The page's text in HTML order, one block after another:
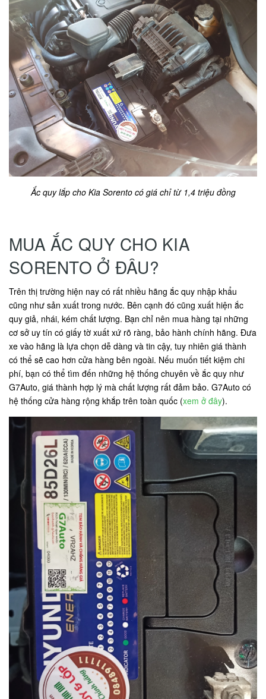
Ắc quy lắp cho Kia Sorento có giá chỉ từ 1,4 triệu đồng
MUA ẮC QUY CHO KIA
SORENTO Ở ĐÂU?
Trên thị trường hiện nay có rất nhiều hãng ắc quy nhập khẩu
cũng như sản xuất trong nước. Bên cạnh đó cũng xuất hiện ắc
quy giả, nhái, kém chất lượng. Bạn chỉ nên mua hàng tại những
cơ sở uy tín có giấy tờ xuất xứ rõ ràng, bảo hành chính hãng. Đưa
xe vào hãng là lựa chọn dễ dàng và tin cậy, tuy nhiên giá thành
có thể sẽ cao hơn cửa hàng bên ngoài. Nếu muốn tiết kiệm chi
phí, bạn có thể tìm đến những hệ thống chuyên về ắc quy như
G7Auto, giá thành hợp lý mà chất lượng rất đảm bảo. G7Auto có
hệ thống cửa hàng rộng khắp trên toàn quốc (xem ở đây).